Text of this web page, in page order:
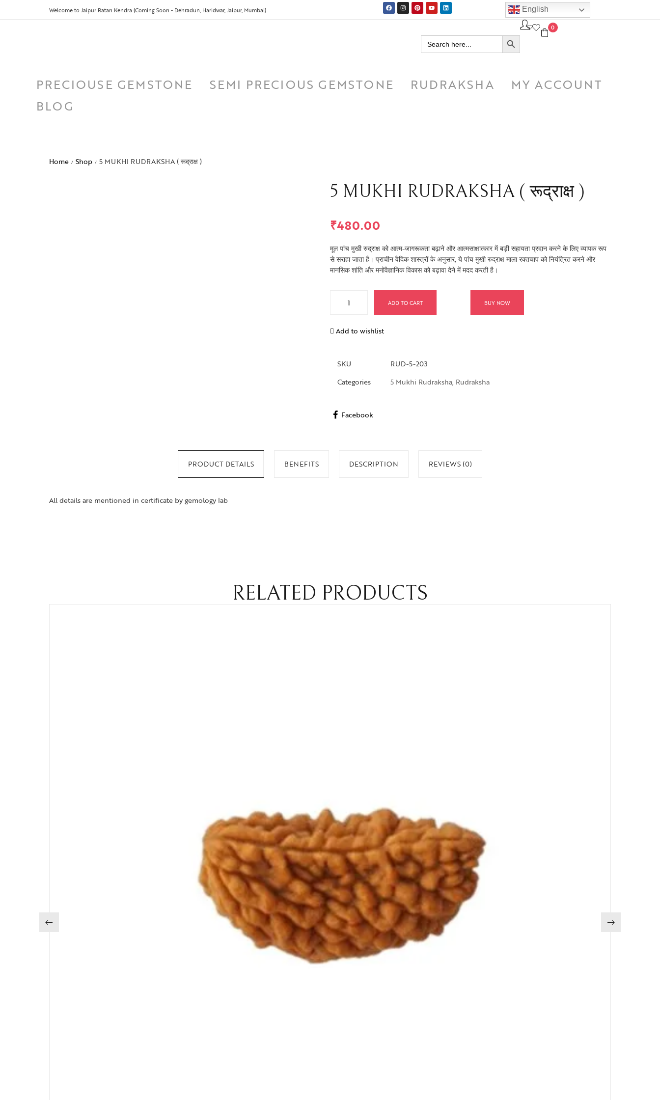
Welcome to Jaipur Ratan Kendra (Coming Soon - Dehradun, Haridwar, Jaipur, Mumbai) English
Search
for:
SEARCH BUTTON
0
PRECIOUSE GEMSTONE SEMI PRECIOUS GEMSTONE RUDRAKSHA
MY ACCOUNT
BLOG
Home / Shop / 5 MUKHI RUDRAKSHA ( रूद्राक्ष )
5 MUKHI RUDRAKSHA ( रूद्राक्ष )
₹480.00
मूल पांच मुखी रुद्राक्ष को आत्म-जागरूकता बढ़ाने और आत्मसाक्षात्कार में बड़ी सहायता प्रदान करने के लिए व्यापक रूप
से सराहा जाता है। प्राचीन वैदिक शास्त्रों के अनुसार, ये पांच मुखी रुद्राक्ष माला रक्तचाप को नियंत्रित करने और
मानसिक शांति और मनोवैज्ञानिक विकास को बढ़ावा देने में मदद करती है।
ADD TO CART BUY NOW
Add to wishlist
SKU
RUD-5-203
Categories
5 Mukhi Rudraksha, Rudraksha
Facebook
PRODUCT DETAILS BENEFITS DESCRIPTION REVIEWS (0)
All details are mentioned in certificate by gemology lab
RELATED PRODUCTS